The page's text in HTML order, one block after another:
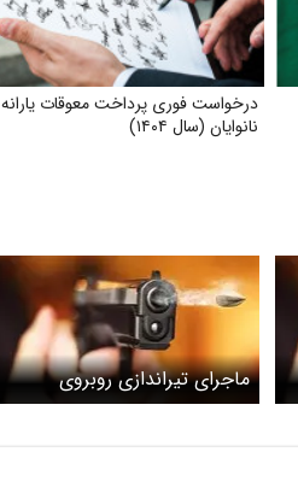
درخواست فوری پرداخت معوقات یارانه
نانوایان (سال ۱۴۰۴)
ماجرای تیراندازی روبروی
بیمارستان اقدسیه چه بود؟